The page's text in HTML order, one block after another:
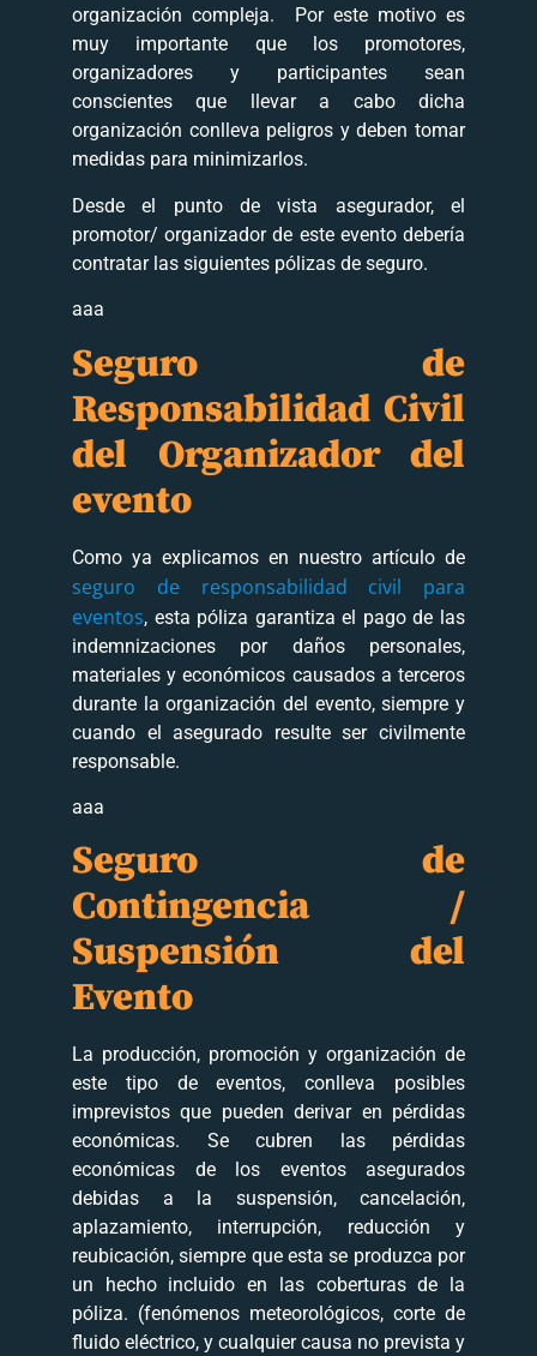
organización compleja. Por este motivo es
muy importante que los promotores,
organizadores y participantes sean
conscientes que llevar a cabo dicha
organización conlleva peligros y deben tomar
medidas para minimizarlos.
Desde el punto de vista asegurador, el
promotor/ organizador de este evento debería
contratar las siguientes pólizas de seguro.
aaa
Seguro de
Responsabilidad Civil
del Organizador del
evento
Como ya explicamos en nuestro artículo de
seguro de responsabilidad civil para
eventos, esta póliza garantiza el pago de las
indemnizaciones por daños personales,
materiales y económicos causados a terceros
durante la organización del evento, siempre y
cuando el asegurado resulte ser civilmente
responsable.
aaa
Seguro de
Contingencia /
Suspensión del
Evento
La producción, promoción y organización de
este tipo de eventos, conlleva posibles
imprevistos que pueden derivar en pérdidas
económicas. Se cubren las pérdidas
económicas de los eventos asegurados
debidas a la suspensión, cancelación,
aplazamiento, interrupción, reducción y
reubicación, siempre que esta se produzca por
un hecho incluido en las coberturas de la
póliza. (fenómenos meteorológicos, corte de
fluido eléctrico, y cualquier causa no prevista y